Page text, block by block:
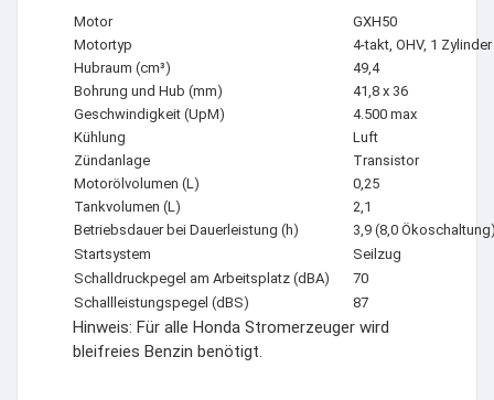
Motor
GXH50
Motortyp
4-takt, OHV, 1 Zylinder
Hubraum (cm³)
49,4
Bohrung und Hub (mm)
41,8 x 36
Geschwindigkeit (UpM)
4.500 max
Kühlung
Luft
Zündanlage
Transistor
Motorölvolumen (L)
0,25
Tankvolumen (L)
2,1
Betriebsdauer bei Dauerleistung (h)
3,9 (8,0
Startsystem
Seilzug
Schalldruckpegel am Arbeitsplatz (dBA)
70
Schallleistungspegel (dBS)
87
Hinweis: Für alle Honda Stromerzeuger wird
bleifreies Benzin benötigt.